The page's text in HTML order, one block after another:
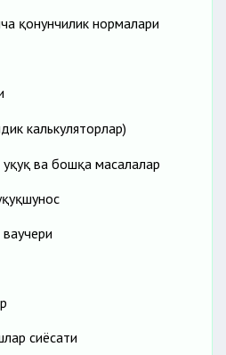
қонунчилик нормалари
калькуляторлар)
ва бошқа масалалар
ваучери
сиёсати